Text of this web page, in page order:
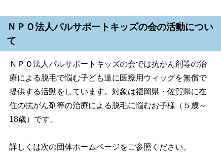
ＮＰＯ法人パルサポートキッズの会の活動につい
て
ＮＰＯ法人パルサポートキッズの会では抗がん剤等の治
療による脱毛で悩む子ども達に医療用ウィッグを無償で
提供する活動をしています。対象は福岡県・佐賀県に在
住の抗がん剤等の治療による脱毛に悩むお子様（５歳～
18歳）です。
詳しくは次の団体ホームページをご参照ください。